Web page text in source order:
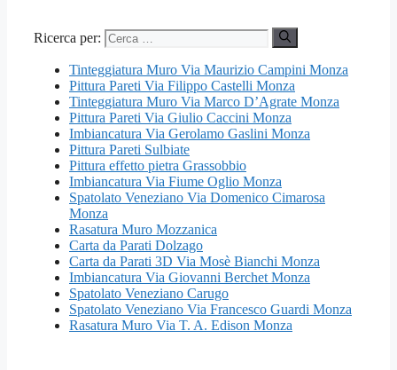
Ricerca per:
Tinteggiatura Muro Via Maurizio Campini Monza
Pittura Pareti Via Filippo Castelli Monza
Tinteggiatura Muro Via Marco D’Agrate Monza
Pittura Pareti Via Giulio Caccini Monza
Imbiancatura Via Gerolamo Gaslini Monza
Pittura Pareti Sulbiate
Pittura effetto pietra Grassobbio
Imbiancatura Via Fiume Oglio Monza
Spatolato Veneziano Via Domenico Cimarosa
Monza
Rasatura Muro Mozzanica
Carta da Parati Dolzago
Carta da Parati 3D Via Mosè Bianchi Monza
Imbiancatura Via Giovanni Berchet Monza
Spatolato Veneziano Carugo
Spatolato Veneziano Via Francesco Guardi Monza
Rasatura Muro Via T. A. Edison Monza